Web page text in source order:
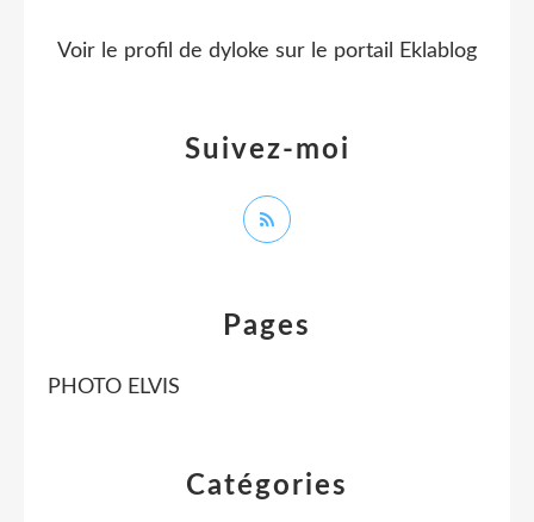
Catégories
Pages
PHOTO ELVIS
Suivez-moi
Voir le profil de dyloke sur le portail Eklablog